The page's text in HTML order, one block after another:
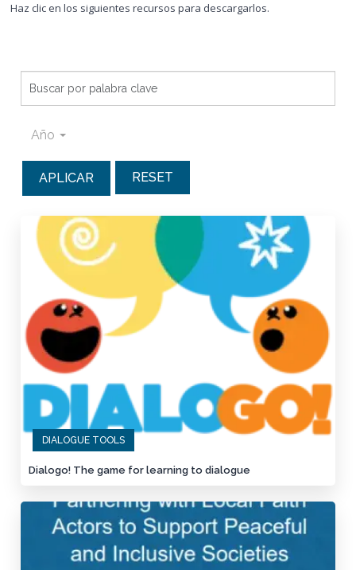
Haz clic en los siguientes recursos para descargarlos.
Año
RESET
DIALOGUE TOOLS
Dialogo! The game for learning to dialogue